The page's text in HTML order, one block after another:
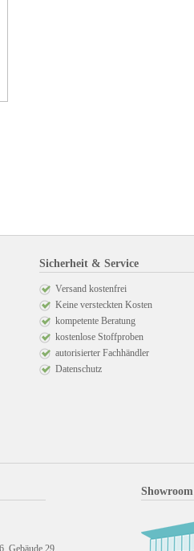
Sicherheit & Service
Versand kostenfrei
Keine versteckten Kosten
kompetente Beratung
kostenlose Stoffproben
autorisierter Fachhändler
Datenschutz
Gebäude 29
Showroom